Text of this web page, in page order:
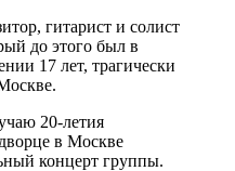
гитарист и солист
до этого был в
17 лет, трагически
20-летия
в Москве
концерт группы.